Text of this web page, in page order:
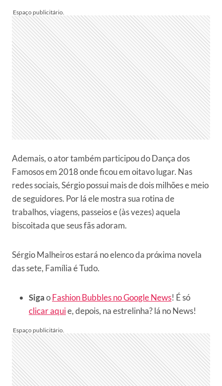
Ademais, o ator também participou do Dança dos
Famosos em 2018 onde ficou em oitavo lugar. Nas
redes sociais, Sérgio possui mais de dois milhões e meio
de seguidores. Por lá ele mostra sua rotina de
trabalhos, viagens, passeios e (às vezes) aquela
biscoitada que seus fãs adoram.
Sérgio Malheiros estará no elenco da próxima novela
das sete, Família é Tudo.
SigaoFashion Bubbles no Google News! É só
clicar aquie, depois, na estrelinha? lá no News!